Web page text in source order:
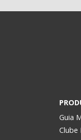
Guia
Clube